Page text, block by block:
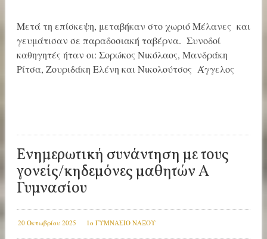
Μετά τη επίσκεψη, μεταβήκαν στο χωριό Μέλανες και
γευμάτισαν σε παραδοσιακή ταβέρνα. Συνοδοί
καθηγητές ήταν οι: Σορώκος Νικόλαος, Μανδράκη
Ρίτσα, Ζουριδάκη Ελένη και Νικολούτσος Άγγελος
Ενημερωτική συνάντηση με τους
γονείς/κηδεμόνες μαθητών Α
Γυμνασίου
20 Οκτωβρίου 2025 1ο ΓΥΜΝΑΣΙΟ ΝΑΞΟΥ